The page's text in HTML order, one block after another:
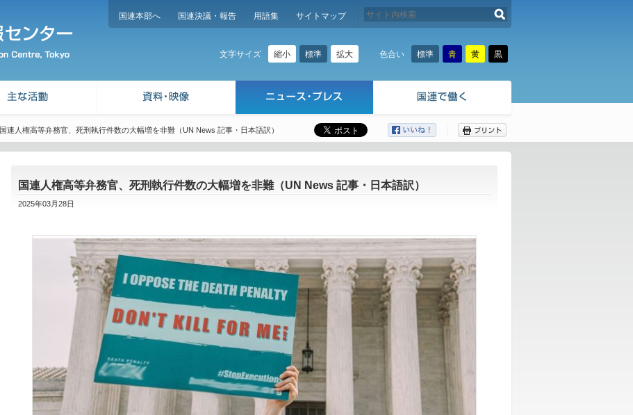
国連本部へ 国連決議・報告 用語集 サイトマップ
文字サイズ 縮小 標準 拡大 色合い 標準 青 黄 黒
国連人権高等弁務官、死刑執行件数の大幅増を非難（UN News 記事・日本語訳）
国連人権高等弁務官、死刑執行件数の大幅増を非難（UN News 記事・日本語訳）
2025年03月28日